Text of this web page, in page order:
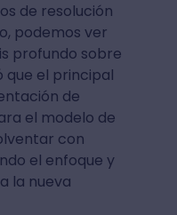
de resolución
podemos ver
profundo sobre
que el principal
de
el modelo de
con
el enfoque y
la nueva